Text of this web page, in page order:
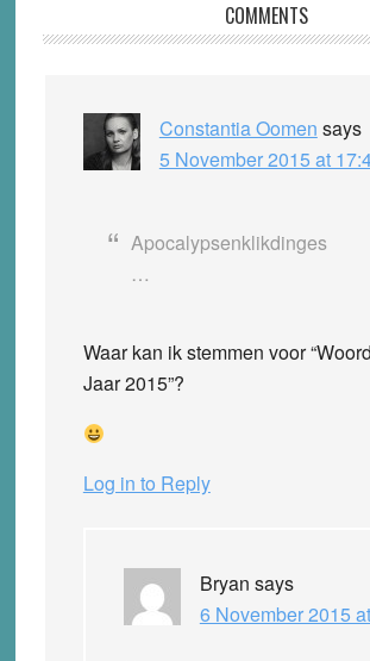
Interactions
COMMENTS
Constantia Oomen says
5 November 2015 at
Apocalypsenklikdinges
…
Waar kan ik stemmen voor
Jaar 2015”?
Log in to Reply
Bryan says
6 November 2015